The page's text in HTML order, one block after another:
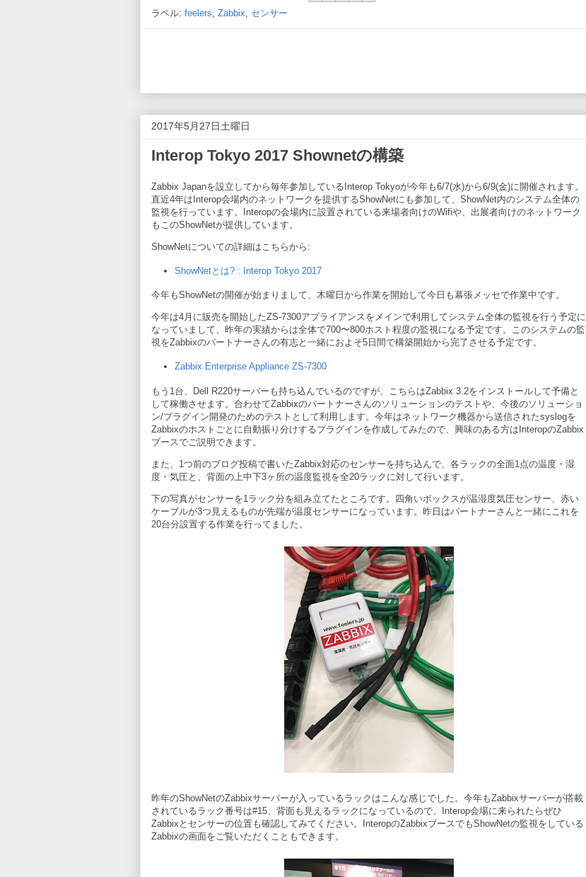
ラベル: feelers, Zabbix, センサー
2017年5月27日土曜日
Interop Tokyo 2017 Shownetの構築
Zabbix Japanを設立してから毎年参加しているInterop Tokyoが今年も6/7(水)から6/9(金)に開催されます。
直近4年はInterop会場内のネットワークを提供するShowNetにも参加して、ShowNet内のシステム全体の
監視を行っています。Interopの会場内に設置されている来場者向けのWifiや、出展者向けのネットワーク
もこのShowNetが提供しています。
ShowNetについての詳細はこちらから:
ShowNetとは? : Interop Tokyo 2017
今年もShowNetの開催が始まりまして、木曜日から作業を開始して今日も幕張メッセで作業中です。
今年は4月に販売を開始したZS-7300アプライアンスをメインで利用してシステム全体の監視を行う予定に
なっていまして、昨年の実績からは全体で700〜800ホスト程度の監視になる予定です。このシステムの監
視をZabbixのパートナーさんの有志と一緒におよそ5日間で構築開始から完了させる予定です。
Zabbix Enterprise Appliance ZS-7300
もう1台、Dell R220サーバーも持ち込んでいるのですが、こちらはZabbix 3.2をインストールして予備と
して稼働させます。合わせてZabbixのパートナーさんのソリューションのテストや、今後のソリューショ
ン/プラグイン開発のためのテストとして利用します。今年はネットワーク機器から送信されたsyslogを
Zabbixのホストごとに自動振り分けするプラグインを作成してみたので、興味のある方はInteropのZabbix
ブースでご説明できます。
また、1つ前のブログ投稿で書いたZabbix対応のセンサーを持ち込んで、各ラックの全面1点の温度・湿
度・気圧と、背面の上中下3ヶ所の温度監視を全20ラックに対して行います。
下の写真がセンサーを1ラック分を組み立てたところです。四角いボックスが温湿度気圧センサー、赤い
ケーブルが3つ見えるものが先端が温度センサーになっています。昨日はパートナーさんと一緒にこれを
20台分設置する作業を行ってました。
昨年のShowNetのZabbixサーバーが入っているラックはこんな感じでした。今年もZabbixサーバーが搭載
されているラック番号は#15、背面も見えるラックになっているので、Interop会場に来られたらぜひ
Zabbixとセンサーの位置も確認してみてください。InteropのZabbixブースでもShowNetの監視をしている
Zabbixの画面をご覧いただくこともできます。